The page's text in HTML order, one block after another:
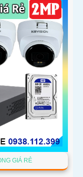
GIÁ RẺ